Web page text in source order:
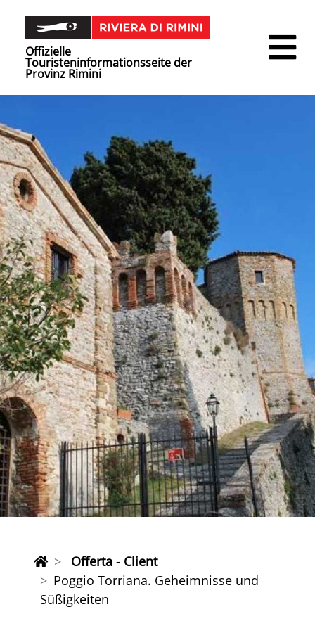
Offizielle
Touristeninformationsseite der
Provinz Rimini
Offerta - Client
Poggio Torriana. Geheimnisse und
Süßigkeiten